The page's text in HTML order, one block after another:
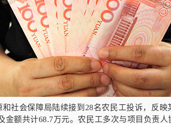
和社会保障局陆续接到28名农民工投诉，反
金额共计68.7万元。农民工多次与项目负责